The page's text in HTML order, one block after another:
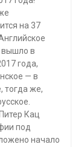
на 37
вышло в
года,
— в
тогда же,
Кац
под
начало